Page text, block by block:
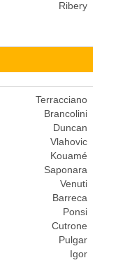
Ribery
Terracciano
Brancolini
Duncan
Vlahovic
Kouamé
Saponara
Venuti
Barreca
Ponsi
Cutrone
Pulgar
Igor